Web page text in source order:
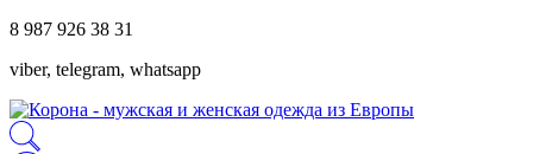
8 987 926 38 31
viber, telegram, whatsapp